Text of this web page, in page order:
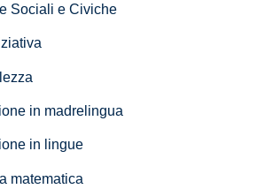
Sociali e Civiche
in madrelingua
in lingue
matematica